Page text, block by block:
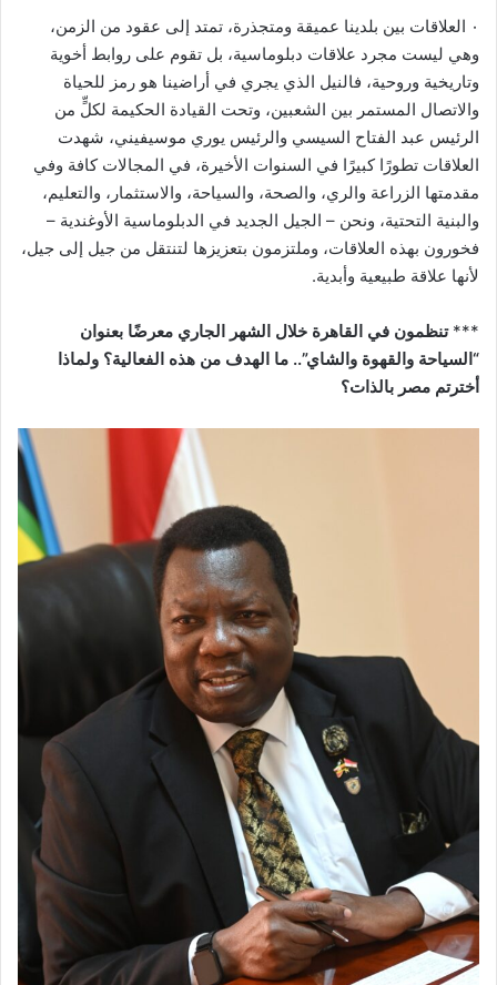
٠ العلاقات بين بلدينا عميقة ومتجذرة، تمتد إلى عقود من الزمن،
وهي ليست مجرد علاقات دبلوماسية، بل تقوم على روابط أخوية
وتاريخية وروحية، فالنيل الذي يجري في أراضينا هو رمز للحياة
والاتصال المستمر بين الشعبين، وتحت القيادة الحكيمة لكلٍّ من
الرئيس عبد الفتاح السيسي والرئيس يوري موسيفيني، شهدت
العلاقات تطورًا كبيرًا في السنوات الأخيرة، في المجالات كافة وفي
مقدمتها الزراعة والري، والصحة، والسياحة، والاستثمار، والتعليم،
والبنية التحتية، ونحن – الجيل الجديد في الدبلوماسية الأوغندية –
فخورون بهذه العلاقات، وملتزمون بتعزيزها لتنتقل من جيل إلى جيل،
لأنها علاقة طبيعية وأبدية.
***تنظمون في القاهرة خلال الشهر الجاري معرضًا بعنوان
“السياحة والقهوة والشاي”.. ما الهدف من هذه الفعالية؟ ولماذا
أخترتم مصر بالذات؟